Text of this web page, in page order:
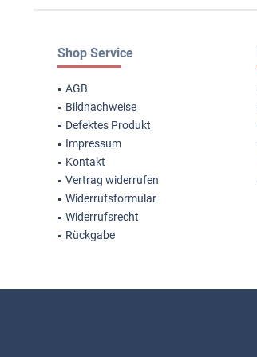
Shop Service
AGB
Bildnachweise
Defektes Produkt
Impressum
Kontakt
Vertrag widerrufen
Widerrufsformular
Widerrufsrecht
Rückgabe